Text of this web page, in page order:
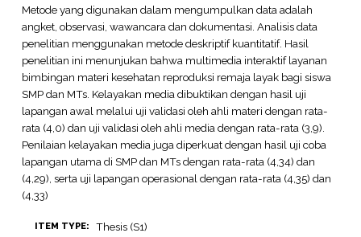
Metode yang digunakan dalam mengumpulkan data adalah
angket, observasi, wawancara dan dokumentasi. Analisis data
penelitian menggunakan metode deskriptif kuantitatif. Hasil
penelitian ini menunjukan bahwa multimedia interaktif layanan
bimbingan materi kesehatan reproduksi remaja layak bagi siswa
SMP dan MTs. Kelayakan media dibuktikan dengan hasil uji
lapangan awal melalui uji validasi oleh ahli materi dengan rata-
rata (4,0) dan uji validasi oleh ahli media dengan rata-rata (3,9).
Penilaian kelayakan media juga diperkuat dengan hasil uji coba
lapangan utama di SMP dan MTs dengan rata-rata (4,34) dan
(4,29), serta uji lapangan operasional dengan rata-rata (4,35) dan
(4,33)
ITEM TYPE: Thesis (S1)